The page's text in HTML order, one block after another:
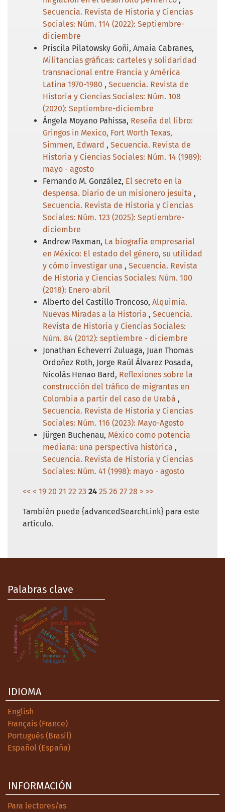
Secuencia. Revista de Historia y Ciencias
Sociales: Núm. 114 (2022): Septiembre-
diciembre
Priscila Pilatowsky Goñi, Amaia Cabranes,
Militancias gráficas: carteles y solidaridad
transnacional entre Francia y América
Latina 1970-1980 , Secuencia. Revista de
Historia y Ciencias Sociales: Núm. 108
(2020): Septiembre-diciembre
Ángela Moyano Pahissa, Reseña del libro:
Gringos in Mexico, Fort Worth Texas,
Simmen, Edward , Secuencia. Revista de
Historia y Ciencias Sociales: Núm. 14 (1989):
mayo - agosto
Fernando M. González, El secreto en la
despensa. Diario de un misionero jesuita ,
Secuencia. Revista de Historia y Ciencias
Sociales: Núm. 123 (2025): Septiembre-
diciembre
Andrew Paxman, La biografía empresarial
en México: El estado del género, su utilidad
y cómo investigar una , Secuencia. Revista
de Historia y Ciencias Sociales: Núm. 100
(2018): Enero-abril
Alberto del Castillo Troncoso, Alquimia.
Nuevas Miradas a la Historia , Secuencia.
Revista de Historia y Ciencias Sociales:
Núm. 84 (2012): septiembre - diciembre
Jonathan Echeverri Zuluaga, Juan Thomas
Ordoñez Roth, Jorge Raúl Álvarez Posada,
Nicolás Henao Bard, Reflexiones sobre la
construcción del tráfico de migrantes en
Colombia a partir del caso de Urabá ,
Secuencia. Revista de Historia y Ciencias
Sociales: Núm. 116 (2023): Mayo-Agosto
Jürgen Buchenau, México como potencia
mediana: una perspectiva histórica ,
Secuencia. Revista de Historia y Ciencias
Sociales: Núm. 41 (1998): mayo - agosto
<< < 19 20 21 22 23 24 25 26 27 28 > >>
También puede {advancedSearchLink} para este
artículo.
Palabras clave
México
Estados Unidos
latinoamérica
siglo XIX
Argentina
partidos políticos
democracia
elecciones historiografía
historia oral
independencia liberalismo
Caribe
revolución
Estado
género
colonia
España
Cuba
centroamérica
Uruguay
prensa
Chile
mujer
bibliografía
educación
Perú
iglesia
IDIOMA
English
Français (France)
Português (Brasil)
Español (España)
INFORMACIÓN
Para lectores/as